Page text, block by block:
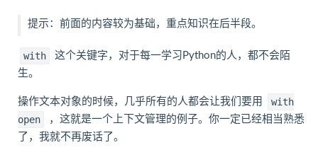
提示：前面的内容较为基础，重点知识在后半段。
with
这个关键字，对于每一学习Python的人，都不会陌
生。
操作文本对象的时候，几乎所有的人都会让我们要用
with
open
，这就是一个上下文管理的例子。你一定已经相当熟悉
了，我就不再废话了。